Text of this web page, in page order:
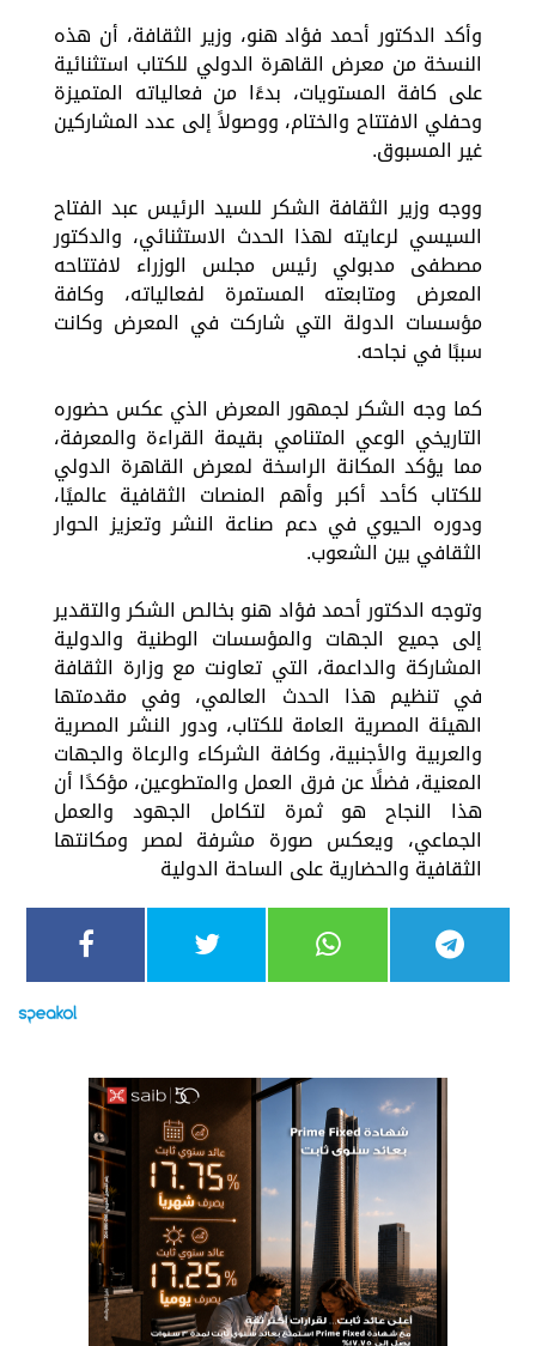
وأكد الدكتور أحمد فؤاد هنو، وزير الثقافة، أن هذه
النسخة من معرض القاهرة الدولي للكتاب استثنائية
على كافة المستويات، بدءًا من فعالياته المتميزة
وحفلي الافتتاح والختام، ووصولاً إلى عدد المشاركين
غير المسبوق.
ووجه وزير الثقافة الشكر للسيد الرئيس عبد الفتاح
السيسي لرعايته لهذا الحدث الاستثنائي، والدكتور
مصطفى مدبولي رئيس مجلس الوزراء لافتتاحه
المعرض ومتابعته المستمرة لفعالياته، وكافة
مؤسسات الدولة التي شاركت في المعرض وكانت
سببًا في نجاحه.
كما وجه الشكر لجمهور المعرض الذي عكس حضوره
التاريخي الوعي المتنامي بقيمة القراءة والمعرفة،
مما يؤكد المكانة الراسخة لمعرض القاهرة الدولي
للكتاب كأحد أكبر وأهم المنصات الثقافية عالميًا،
ودوره الحيوي في دعم صناعة النشر وتعزيز الحوار
الثقافي بين الشعوب.
وتوجه الدكتور أحمد فؤاد هنو بخالص الشكر والتقدير
إلى جميع الجهات والمؤسسات الوطنية والدولية
المشاركة والداعمة، التي تعاونت مع وزارة الثقافة
في تنظيم هذا الحدث العالمي، وفي مقدمتها
الهيئة المصرية العامة للكتاب، ودور النشر المصرية
والعربية والأجنبية، وكافة الشركاء والرعاة والجهات
المعنية، فضلًا عن فرق العمل والمتطوعين، مؤكدًا أن
هذا النجاح هو ثمرة لتكامل الجهود والعمل
الجماعي، ويعكس صورة مشرفة لمصر ومكانتها
الثقافية والحضارية على الساحة الدولية